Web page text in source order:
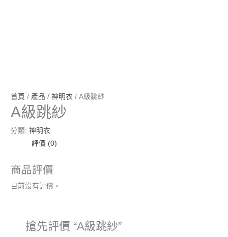
首頁 / 產品 /神明衣 / A級跳紗
A級跳紗
分類:神明衣
評價 (0)
商品評價
目前沒有評價。
搶先評價 “A級跳紗”